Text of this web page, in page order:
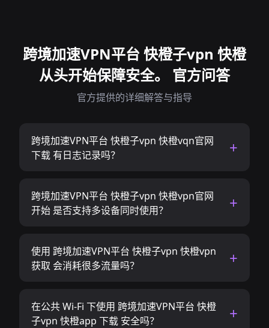
跨境加速VPN平台 快橙子vpn 快橙
从头开始保障安全。 官方问答
官方提供的详细解答与指导
跨境加速VPN平台 快橙子vpn 快橙vqn官网
下载 有日志记录吗？
跨境加速VPN平台 快橙子vpn 快橙vpn官网
开始 是否支持多设备同时使用？
使用 跨境加速VPN平台 快橙子vpn 快橙vpn
获取 会消耗很多流量吗？
在公共 Wi-Fi 下使用 跨境加速VPN平台 快橙
子vpn 快橙app 下载 安全吗？